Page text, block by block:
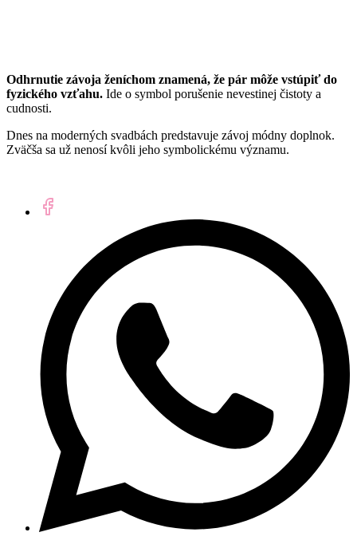
Odhrnutie závoja ženíchom znamená, že pár môže vstúpiť do
fyzického vzťahu. Ide o symbol porušenie nevestinej čistoty a
cudnosti.
Dnes na moderných svadbách predstavuje závoj módny doplnok.
Zväčša sa už nenosí kvôli jeho symbolickému významu.